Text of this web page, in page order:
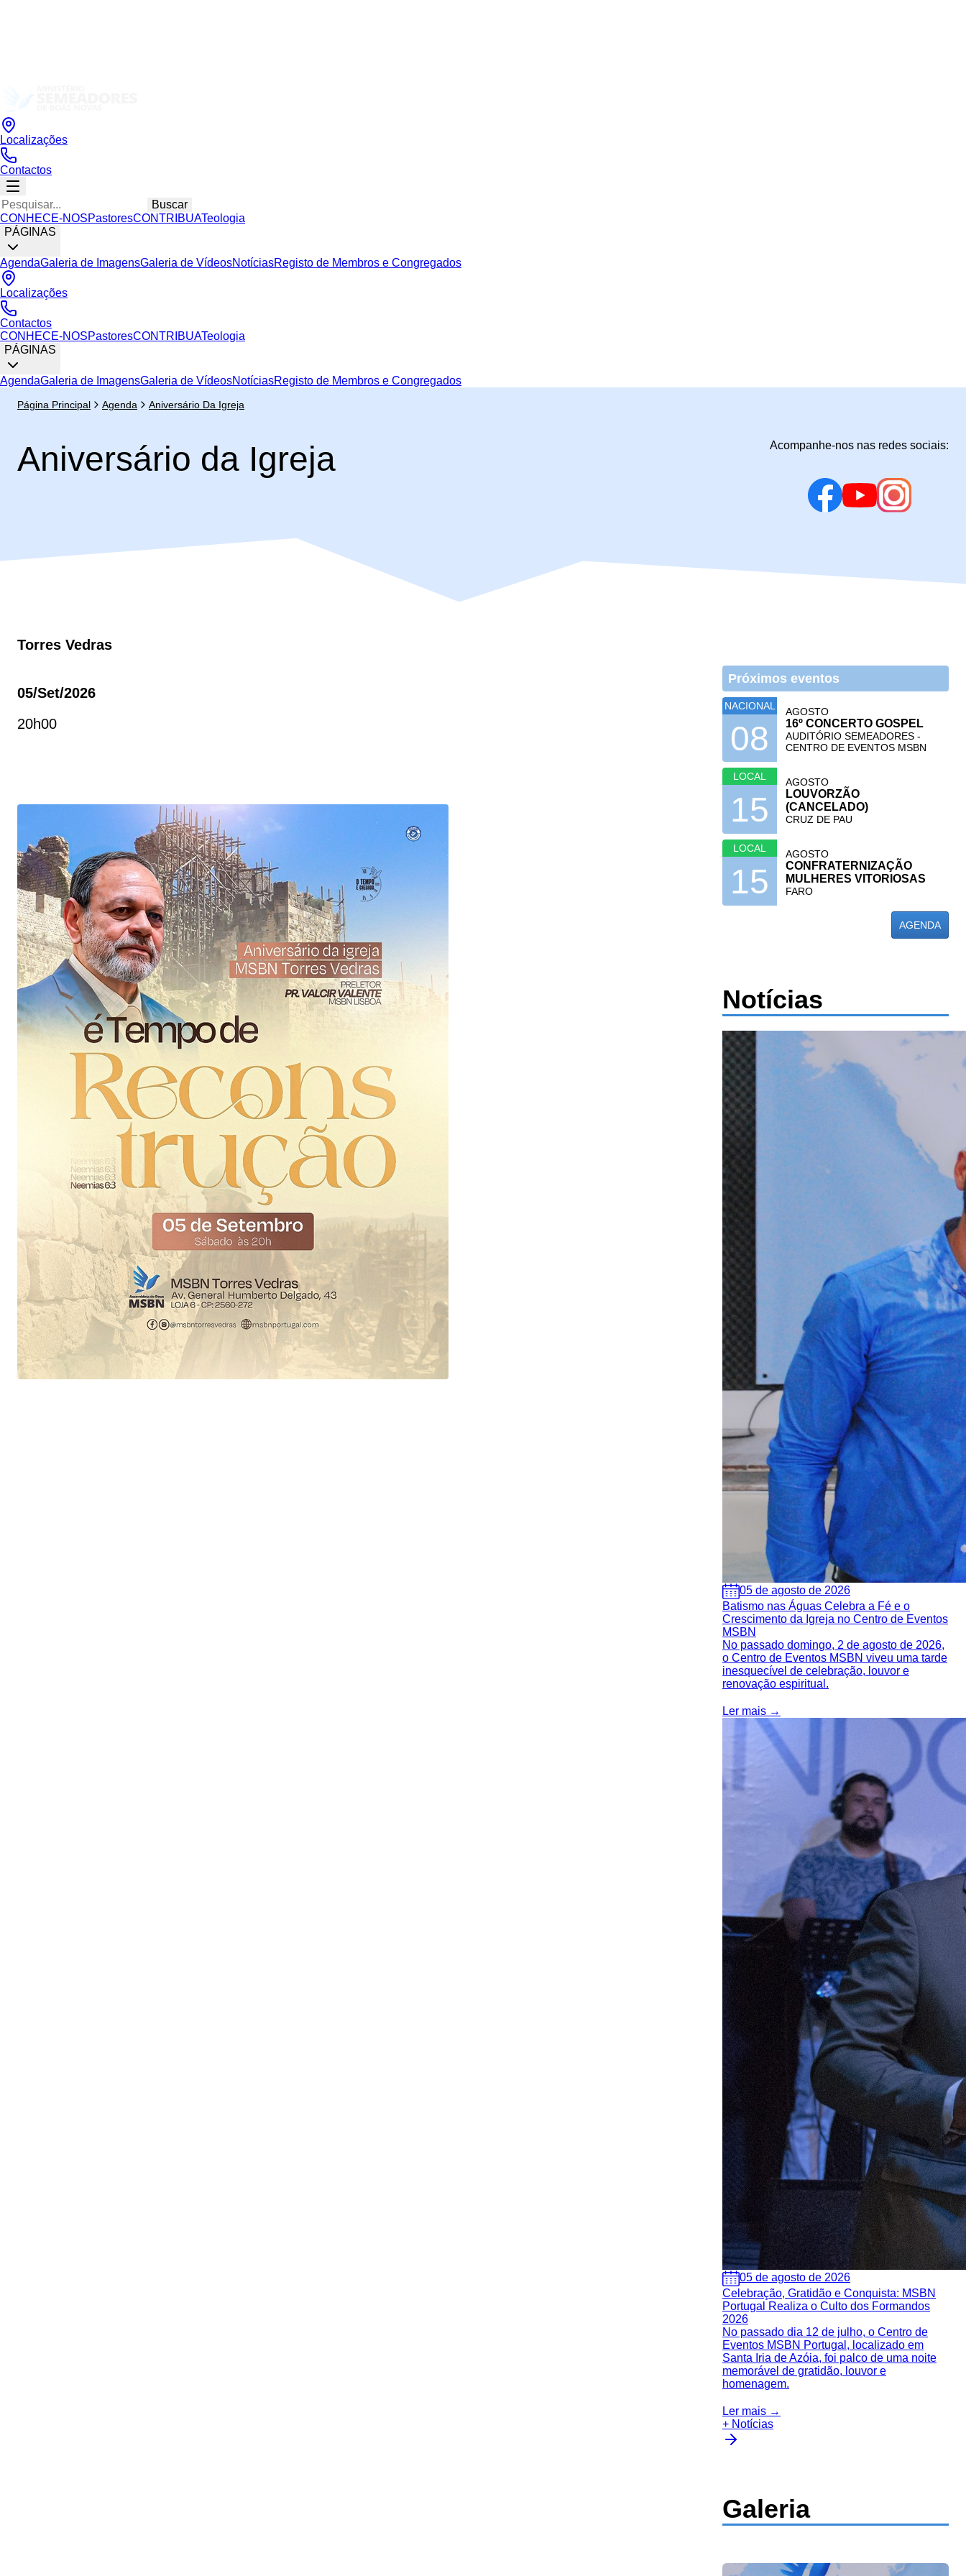
Localizações
Contactos
Buscar
CONHECE-NOSPastoresCONTRIBUATeologia
PÁGINAS
AgendaGaleria de ImagensGaleria de VídeosNotíciasRegisto de Membros e Congregados
Localizações
Contactos
CONHECE-NOSPastoresCONTRIBUATeologia
PÁGINAS
AgendaGaleria de ImagensGaleria de VídeosNotíciasRegisto de Membros e Congregados
Página Principal Agenda Aniversário Da Igreja
Aniversário da Igreja Acompanhe-nos nas redes sociais:
Torres Vedras
05/set/2026
20h00
Próximos eventos
NACIONAL
08
AGOSTO
16º CONCERTO GOSPEL
AUDITÓRIO SEMEADORES -
CENTRO DE EVENTOS MSBN
LOCAL
15
AGOSTO
LOUVORZÃO
(CANCELADO)
CRUZ DE PAU
LOCAL
15
AGOSTO
CONFRATERNIZAÇÃO
MULHERES VITORIOSAS
FARO
AGENDA
Notícias
05 de agosto de 2026
Batismo nas Águas Celebra a Fé e o
Crescimento da Igreja no Centro de Eventos
MSBN
No passado domingo, 2 de agosto de 2026,
o Centro de Eventos MSBN viveu uma tarde
inesquecível de celebração, louvor e
renovação espiritual.
Ler mais →
05 de agosto de 2026
Celebração, Gratidão e Conquista: MSBN
Portugal Realiza o Culto dos Formandos
2026
No passado dia 12 de julho, o Centro de
Eventos MSBN Portugal, localizado em
Santa Iria de Azóia, foi palco de uma noite
memorável de gratidão, louvor e
homenagem.
Ler mais →
+ Notícias
Galeria